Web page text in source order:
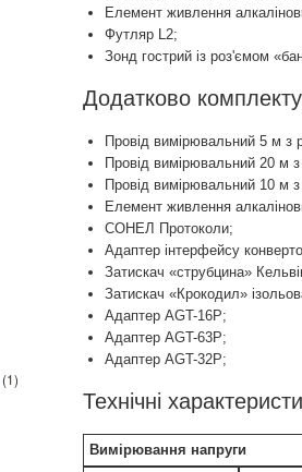
(1)
Елемент живлення
Футляр L2;
Зонд гострий із роз'ємом
Додатково
Провід вимірювальний 5 м з
Провід вимірювальний 20 м
Провід вимірювальний 10 м
Елемент живлення
СОНЕЛ Протоколи;
Адаптер інтерфейсу
Затискач «струбцина»
Затискач «Крокодил»
Адаптер AGT-16P;
Адаптер AGT-63P;
Адаптер AGT-32P;
Технічні
Вимірювання напруги